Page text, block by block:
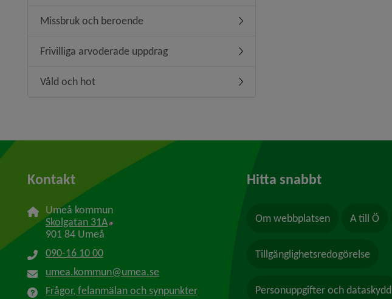
Missbruk och beroende Undermeny för Missbruk och beroende
Frivilliga arvoderade uppdrag Undermeny för Frivilliga arvoderade uppdrag
Våld och hot Undermeny för Våld och hot
Kontakt
Umeå kommun
Skolgatan 31A Länk till annan webbplats, öppnas i nytt fönster.
901 84 Umeå
090-16 10 00
umea.kommun@umea.se
Frågor, felanmälan och synpunkter
Hitta snabbt
Om webbplatsen A till Ö
Tillgänglighetsredogörelse
Personuppgifter och dataskydd